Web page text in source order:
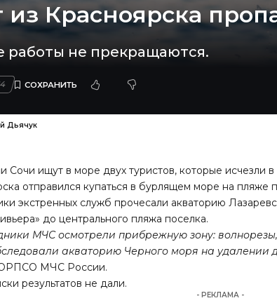
из Красноярска
работы не прекращаются.
Дьячук
Сочи ищут в море двух туристов, которые
отправился купаться в бурлящем море на пляже
экстренных служб прочесали акваторию
до центрального пляжа поселка.
МЧС осмотрели прибрежную зону:
акваторию Черного моря на удалении
МЧС России.
результатов не дали.
- РЕКЛАМА -